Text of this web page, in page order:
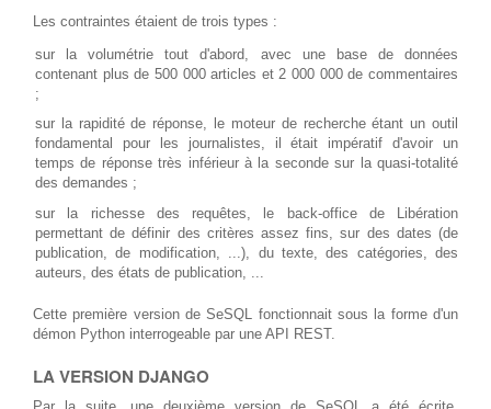
Les contraintes étaient de trois types :
sur la volumétrie tout d'abord, avec une base de données
contenant plus de 500 000 articles et 2 000 000 de commentaires
;
sur la rapidité de réponse, le moteur de recherche étant un outil
fondamental pour les journalistes, il était impératif d'avoir un
temps de réponse très inférieur à la seconde sur la quasi-totalité
des demandes ;
sur la richesse des requêtes, le back-office de Libération
permettant de définir des critères assez fins, sur des dates (de
publication, de modification, ...), du texte, des catégories, des
auteurs, des états de publication, ...
Cette première version de SeSQL fonctionnait sous la forme d'un
démon Python interrogeable par une API REST.
LA VERSION DJANGO